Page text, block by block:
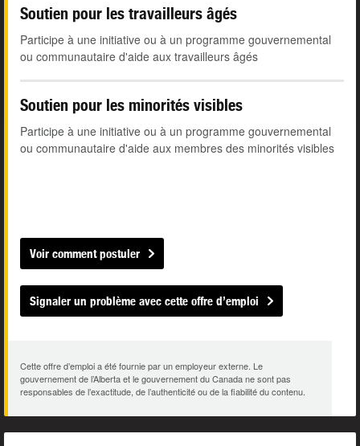
Soutien pour les travailleurs âgés
Participe à une initiative ou à un programme gouvernemental
ou communautaire d'aide aux travailleurs âgés
Soutien pour les minorités visibles
Participe à une initiative ou à un programme gouvernemental
ou communautaire d'aide aux membres des minorités visibles
Voir comment postuler
Signaler un problème avec cette offre d’emploi
Cette offre d’emploi a été fournie par un employeur externe. Le
gouvernement de l’Alberta et le gouvernement du Canada ne sont pas
responsables de l’exactitude, de l’authenticité ou de la fiabilité du contenu.